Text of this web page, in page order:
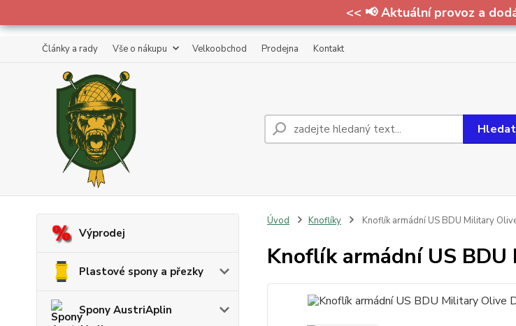
<< 📢 Aktuální provoz a
Články a rady Vše o nákupu Velkoobchod Prodejna Kontakt
Hledat
Výprodej
Plastové spony a přezky
Spony AustriAplin
Úvod Knoflíky Knoflík armádní US BDU Military
Knoflík armádní US